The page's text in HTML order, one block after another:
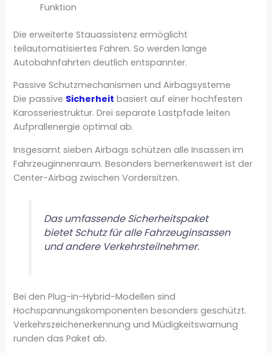
Funktion
Die erweiterte Stauassistenz ermöglicht
teilautomatisiertes Fahren. So werden lange
Autobahnfahrten deutlich entspannter.
Passive Schutzmechanismen und Airbagsysteme
Die passive Sicherheit basiert auf einer hochfesten
Karosseriestruktur. Drei separate Lastpfade leiten
Aufprallenergie optimal ab.
Insgesamt sieben Airbags schützen alle Insassen im
Fahrzeuginnenraum. Besonders bemerkenswert ist der
Center-Airbag zwischen Vordersitzen.
Das umfassende Sicherheitspaket
bietet Schutz für alle Fahrzeuginsassen
und andere Verkehrsteilnehmer.
Bei den Plug-in-Hybrid-Modellen sind
Hochspannungskomponenten besonders geschützt.
Verkehrszeichenerkennung und Müdigkeitswarnung
runden das Paket ab.